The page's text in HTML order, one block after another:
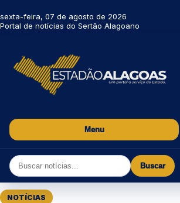
sexta-feira, 07 de agosto de 2026
Portal de notícias do Sertão Alagoano
Menu
Buscar
NOTÍCIAS